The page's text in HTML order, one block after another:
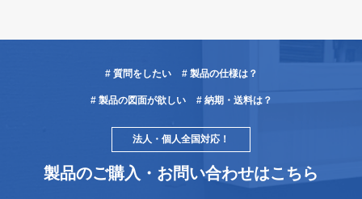
# 質問をしたい # 製品の仕様は？
# 製品の図面が欲しい # 納期・送料は？
法人・個人全国対応！
製品のご購入・お問い合わせはこちら